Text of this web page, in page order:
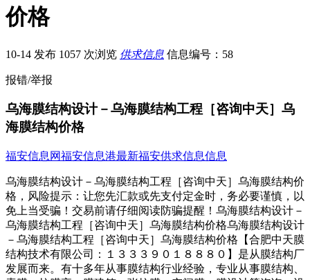
价格
10-14 发布 1057 次浏览 供求信息 信息编号：58
报错/举报
乌海膜结构设计－乌海膜结构工程［咨询中天］乌
海膜结构价格
福安信息网福安信息港最新福安供求信息信息
乌海膜结构设计－乌海膜结构工程［咨询中天］乌海膜结构价
格，风险提示：让您先汇款或先支付定金时，务必要谨慎，以
免上当受骗！交易前请仔细阅读防骗提醒！乌海膜结构设计－
乌海膜结构工程［咨询中天］乌海膜结构价格乌海膜结构设计
－乌海膜结构工程［咨询中天］乌海膜结构价格【合肥中天膜
结构技术有限公司：１３３３９０１８８８０】是从膜结构厂
发展而来。有十多年从事膜结构行业经验，专业从事膜结构、